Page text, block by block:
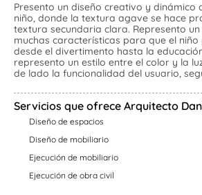
Presento un diseño creativo y dinámico
niño, donde la textura agave se hace
textura secundaria clara. Represento
muchas características para que el
desde el divertimento hasta la
represento un estilo entre el color y la
de lado la funcionalidad del usuario,
Servicios que ofrece Arquitecto
Diseño de espacios
Diseño de mobiliario
Ejecución de mobiliario
Ejecución de obra civil